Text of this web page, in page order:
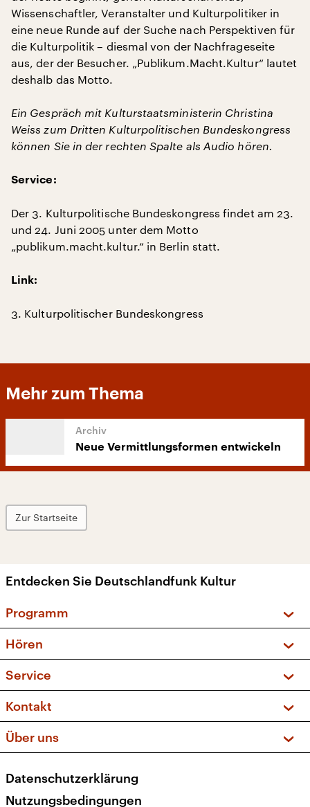
Wissenschaftler, Veranstalter und Kulturpolitiker in
eine neue Runde auf der Suche nach Perspektiven für
die Kulturpolitik – diesmal von der Nachfrageseite
aus, der der Besucher. „Publikum.Macht.Kultur“ lautet
deshalb das Motto.
Ein Gespräch mit Kulturstaatsministerin Christina
Weiss zum Dritten Kulturpolitischen Bundeskongress
können Sie in der rechten Spalte als Audio hören.
Service:
Der 3. Kulturpolitische Bundeskongress findet am 23.
und 24. Juni 2005 unter dem Motto
„publikum.macht.kultur.“ in Berlin statt.
Link:
3. Kulturpolitischer Bundeskongress
Mehr zum Thema
Neue Vermittlungsformen entwickeln
Zur Startseite
Entdecken Sie Deutschlandfunk Kultur
Programm
Sendungen und Podcasts
Musikliste
Kakadu – Das Kinderprogramm
Hören
Frequenzen (UKW + DAB+)
Service
FAQ
Apps
Newsletter
Veranstaltungen
Kontakt
Social Media
Über uns
Presse
Datenschutzerklärung
Nutzungsbedingungen